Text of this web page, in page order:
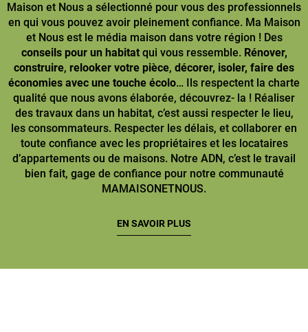
Maison et Nous a sélectionné pour vous des professionnels
en qui vous pouvez avoir pleinement confiance. Ma Maison
et Nous est le média maison dans votre région ! Des
conseils pour un habitatqui vous ressemble. Rénover,
construire, relooker votre pièce, décorer, isoler, faire des
économies avec une touche écolo… Ils respectent la charte
qualité que nous avons élaborée, découvrez- la ! Réaliser
des travaux dans un habitat, c’est aussi respecter le lieu,
les consommateurs. Respecter les délais, et collaborer en
toute confiance avec les propriétaires et les locataires
d’appartements ou de maisons. Notre ADN, c’est le travail
bien fait, gage de confiance pour notre communauté
MAMAISONETNOUS.
EN SAVOIR PLUS